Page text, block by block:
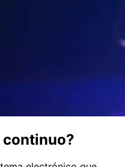
continuo?